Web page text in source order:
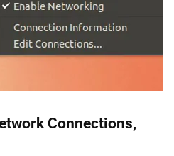
Connections,